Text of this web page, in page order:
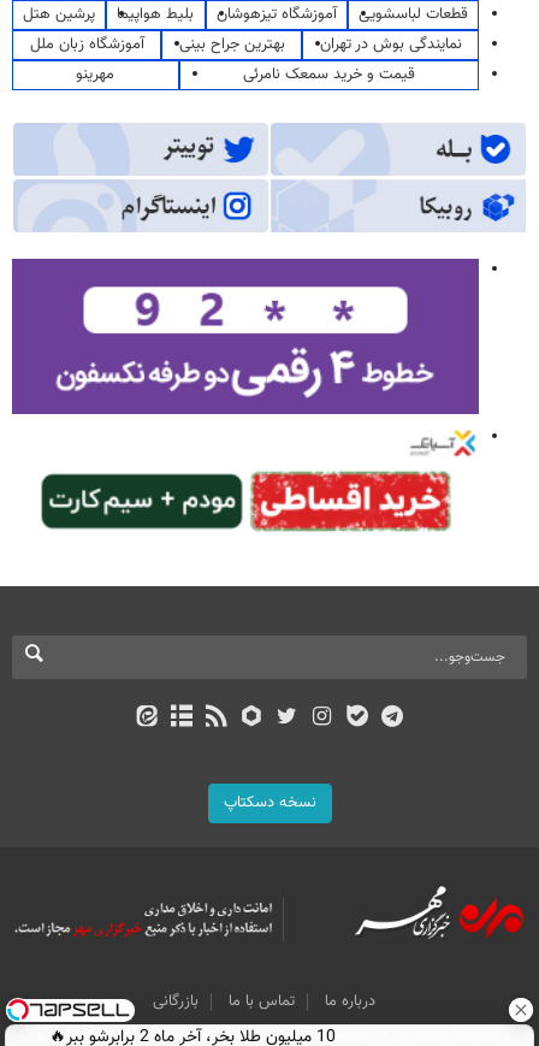
قطعات لباسشویی
آموزشگاه تیزهوشان بلیط هواپیما
پرشین هتل
نمایندگی بوش در تهران
بهترین جراح بینی
آموزشگاه زبان ملل
قیمت و خرید سمعک نامرئی
مهرینو
نسخه دسکتاپ
درباره ما تماس با ما
بازرگانی
All Content by Mehr News Agency is licensed under a Creative Commons
10 میلیون طلا بخر، آخر ماه 2 برابرشو ببر🔥